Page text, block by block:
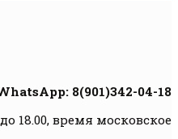
8(901)342-04-18
18.00, время московское